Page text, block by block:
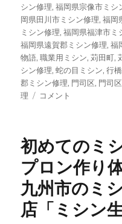
シン修理,福岡県宗像市ミシ
岡県田川市ミシン修理,福岡
ミシン修理,福岡県福津市ミ
福岡県遠賀郡ミシン修理,福
物語,職業用ミシン,苅田町,
シン修理,蛇の目ミシン,行
郡ミシン修理, 門司区, 門司
理
昭
ロ
ロ
ッ
ク
コメント
初めてのミ
プロン作り
九州市のミ
店「ミシン